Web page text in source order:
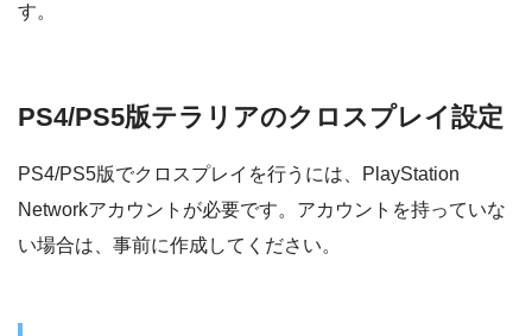
す。
PS4/PS5版テラリアのクロスプレイ設定
PS4/PS5版でクロスプレイを行うには、PlayStation
Networkアカウントが必要です。アカウントを持っていな
い場合は、事前に作成してください。